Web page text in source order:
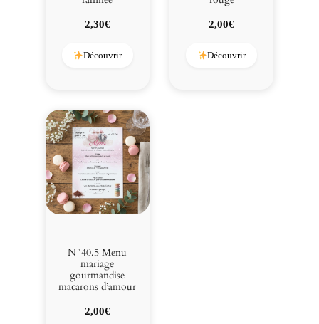
2,30€
Découvrir
2,00€
Découvrir
N°40.5 Menu
mariage
gourmandise
macarons d’amour
2,00€